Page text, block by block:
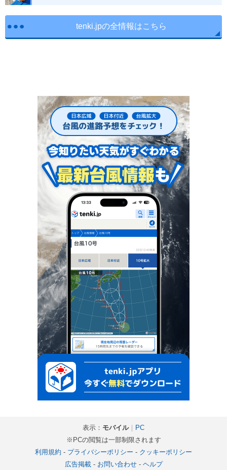
tenki.jpの全情報はこちら
表示： モバイル｜ PC
※PCの閲覧は一部制限されます
利用規約 - プライバシーポリシー - クッキーポリシー
広告掲載- お問い合わせ- ヘルプ